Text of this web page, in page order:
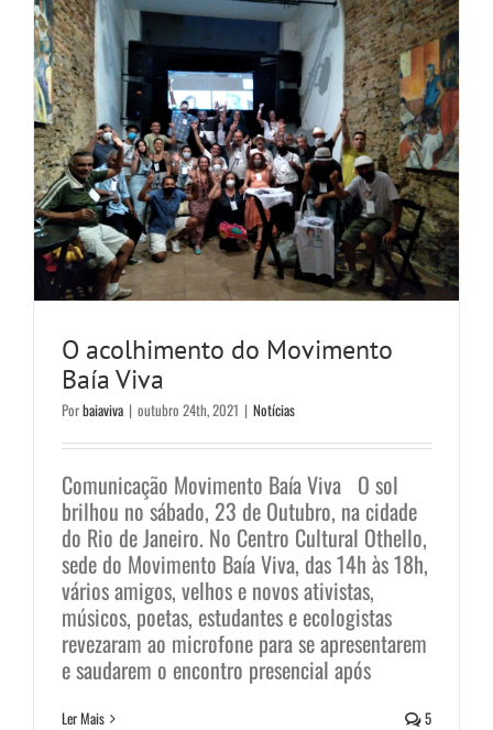
O acolhimento do Movimento
Baía Viva
Porbaiaviva | outubro 24th, 2021 | Notícias
Comunicação Movimento Baía Viva O sol
brilhou no sábado, 23 de Outubro, na cidade
do Rio de Janeiro. No Centro Cultural Othello,
sede do Movimento Baía Viva, das 14h às 18h,
vários amigos, velhos e novos ativistas,
músicos, poetas, estudantes e ecologistas
revezaram ao microfone para se apresentarem
e saudarem o encontro presencial após
Ler Mais 5
O sacrifício ambiental e a pesca
artesanal nas Baías do Rio de
Janeiro